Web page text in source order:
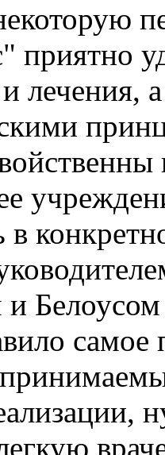
приятно
лечения,
в
и
самое